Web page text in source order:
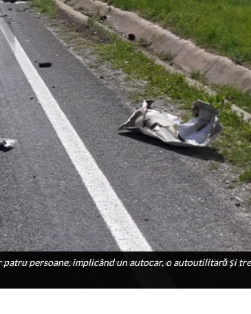
patru persoane, implicând un autocar, o autoutilitară și
persoane, implicând un autocar, o autoutilitară și